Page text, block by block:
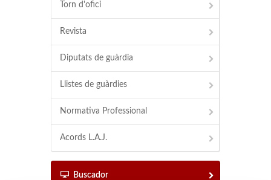
Torn d'ofici
Revista
Diputats de guàrdia
Llistes de guàrdies
Normativa Professional
Acords L.A.J.
Buscador